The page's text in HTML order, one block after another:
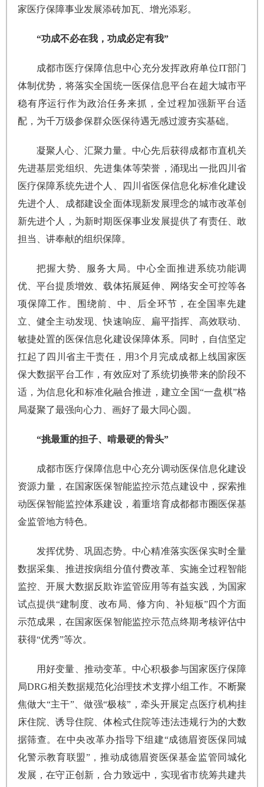
家医疗保障事业发展添砖加瓦、增光添彩。
“功成不必在我，功成必定有我”
成都市医疗保障信息中心充分发挥政府单位IT部门
体制优势，将落实全国统一医保信息平台在超大城市平
稳有序运行作为政治任务来抓，全过程加强新平台适
配，为千万级参保群众医保待遇无感过渡夯实基础。
凝聚人心、汇聚力量。中心先后获得成都市直机关
先进基层党组织、先进集体等荣誉，涌现出一批四川省
医疗保障系统先进个人、四川省医保信息化标准化建设
先进个人、成都建设全面体现新发展理念的城市改革创
新先进个人，为新时期医保事业发展提供了有责任、敢
担当、讲奉献的组织保障。
把握大势、服务大局。中心全面推进系统功能调
优、平台提质增效、载体拓展延伸、网络安全可控等各
项保障工作。围绕前、中、后全环节，在全国率先建
立、健全主动发现、快速响应、扁平指挥、高效联动、
敏捷处置的医保信息化建设保障体系。同时，自信坚定
扛起了四川省主干责任，用3个月完成成都上线国家医
保大数据平台工作，有效应对了系统切换带来的阶段不
适，为信息化和标准化融合推进，建立全国“一盘棋”格
局凝聚了最强向心力、画好了最大同心圆。
“挑最重的担子、啃最硬的骨头”
成都市医疗保障信息中心充分调动医保信息化建设
资源力量，在国家医保智能监控示范点建设中，探索推
动医保智能监控体系建设，着重培育成都都市圈医保基
金监管地方特色。
发挥优势、巩固态势。中心精准落实医保实时全量
数据采集、推进按病组分值付费改革、实施全过程智能
监控、开展大数据反欺诈监管应用等有益实践，为国家
试点提供“建制度、改布局、修方向、补短板”四个方面
示范成果，在国家医保智能监控示范点终期考核评估中
获得“优秀”等次。
用好变量、推动变革。中心积极参与国家医疗保障
局DRG相关数据规范化治理技术支撑小组工作。不断聚
焦做大“主干”、做强“极核”，牵头开展定点医疗机构挂
床住院、诱导住院、体检式住院等违法违规行为的大数
据筛查。在中央改革办指导下组建“成德眉资医保同城
化警示教育联盟”，推动成德眉资医保基金监管同城化
发展，在守正创新，合力致远中，实现省市统筹共建共